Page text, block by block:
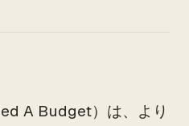
A Budget）は、より